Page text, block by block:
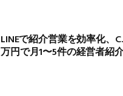
LINEで紹介営業を効率化、
万円で月1〜5件の経営者紹